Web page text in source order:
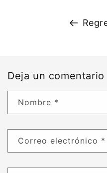
Deja un comentario
Nombre *
Correo electrónico *